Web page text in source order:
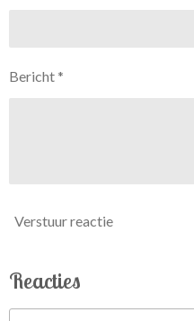
Bericht *
Verstuur reactie
Reacties